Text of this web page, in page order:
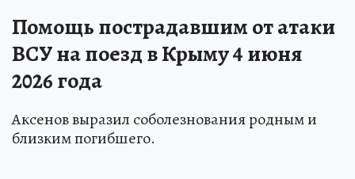
Помощь пострадавшим от атаки
ВСУ на поезд в Крыму 4 июня
2026 года
Аксенов выразил соболезнования родным и
близким погибшего.